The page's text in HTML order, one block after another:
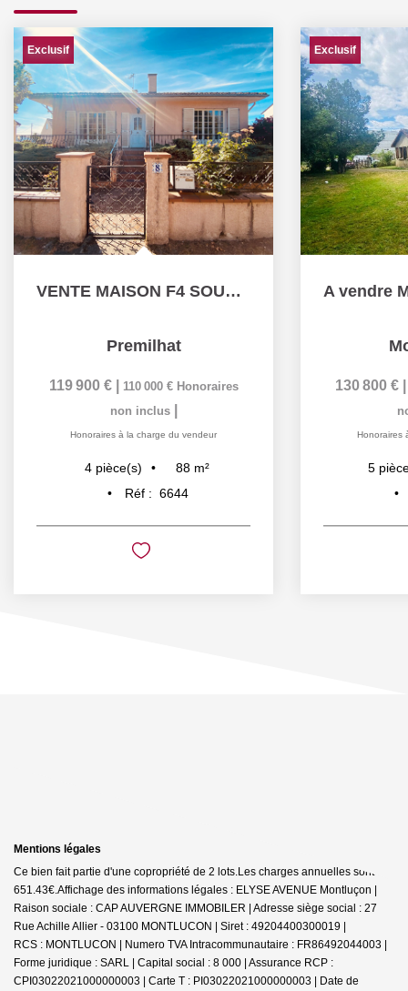
Exclusif
VENTE MAISON F4 SOUS SOL SEMI ENTERRE PREMILHAT
Premilhat
119 900 € 110 000 € Honoraires
non inclus
Honoraires à la charge du vendeur
4 pièce(s) 88 m²
Réf : 6644
Exclusif
130 800 €
Honoraires
5
Mentions légales
Ce bien fait partie d'une copropriété de 2 lots.Les charges annuelles sont de
651.43€.Affichage des informations légales : ELYSE AVENUE Montluçon |
Raison sociale : CAP AUVERGNE IMMOBILER | Adresse siège social : 27
Rue Achille Allier - 03100 MONTLUCON | Siret : 49204400300019 |
RCS : MONTLUCON | Numero TVA Intracommunautaire : FR86492044003 |
Forme juridique : SARL | Capital social : 8 000 | Assurance RCP :
CPI03022021000000003 | Carte T : PI03022021000000003 | Date de